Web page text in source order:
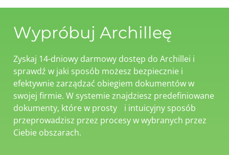
Wypróbuj Archilleę
Zyskaj 14-dniowy darmowy dostęp do Archillei i
sprawdź w jaki sposób możesz bezpiecznie i
efektywnie zarządzać obiegiem dokumentów w
swojej firmie. W systemie znajdziesz predefiniowane
dokumenty, które w prosty i intuicyjny sposób
przeprowadzisz przez procesy w wybranych przez
Ciebie obszarach.